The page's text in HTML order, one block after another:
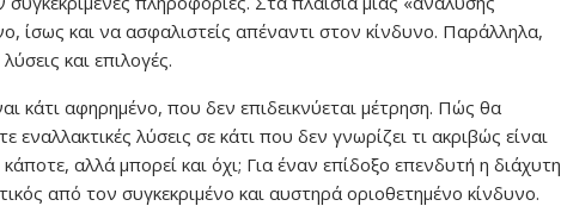
ίσως και να ασφαλιστείς απέναντι στον κίνδυνο. Παράλληλα,
και επιλογές.
κάτι αφηρημένο, που δεν επιδεικνύεται μέτρηση. Πώς θα
λύσεις σε κάτι που δεν γνωρίζει τι ακριβώς είναι
αλλά μπορεί και όχι; Για έναν επίδοξο επενδυτή η διάχυτη
από τον συγκεκριμένο και αυστηρά οριοθετημένο κίνδυνο.